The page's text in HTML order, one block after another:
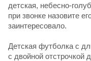
детская, небесно-
при звонке назовите
заинтересовало.
Детская футболка с
с двойной отстрочкой